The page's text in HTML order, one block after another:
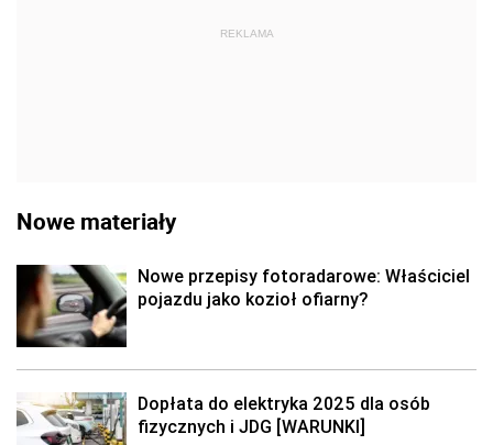
REKLAMA
Nowe materiały
Nowe przepisy fotoradarowe: Właściciel
pojazdu jako kozioł ofiarny?
Dopłata do elektryka 2025 dla osób
fizycznych i JDG [WARUNKI]